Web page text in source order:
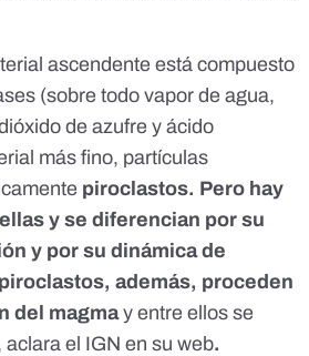
ascendente está compuesto
(sobre todo vapor de agua,
de azufre y ácido
más fino, partículas
piroclastos. Pero hay
y se diferencian por su
y por su dinámica de
además, proceden
del magmay entre ellos se
aclara el IGN en su web.